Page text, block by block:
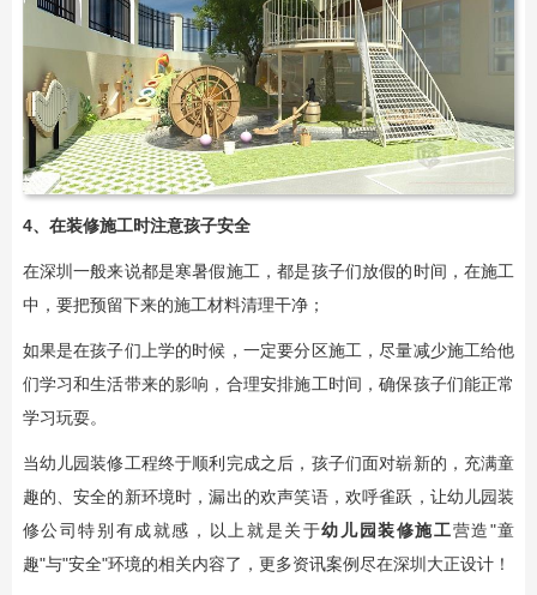
4、在装修施工时注意孩子安全
在深圳一般来说都是寒暑假施工，都是孩子们放假的时间，在施工
中，要把预留下来的施工材料清理干净；
如果是在孩子们上学的时候，一定要分区施工，尽量减少施工给他
们学习和生活带来的影响，合理安排施工时间，确保孩子们能正常
学习玩耍。
当幼儿园装修工程终于顺利完成之后，孩子们面对崭新的，充满童
趣的、安全的新环境时，漏出的欢声笑语，欢呼雀跃，让幼儿园装
修公司特别有成就感，以上就是关于幼儿园装修施工营造"童
趣"与"安全"环境的相关内容了，更多资讯案例尽在深圳大正设计！